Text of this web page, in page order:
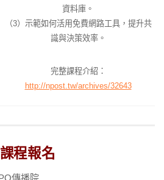
資料庫。
（3）示範如何活用免費網路工具，提升共
識與決策效率。
完整課程介紹：
http://npost.tw/archives/32643
課程報名
傳播院